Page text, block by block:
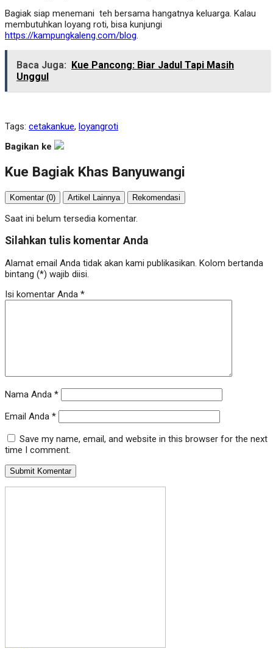
Bagiak siap menemani teh bersama hangatnya keluarga. Kalau
membutuhkan loyang roti, bisa kunjungi
https://kampungkaleng.com/blog.
Baca Juga:
Kue Pancong: Biar Jadul Tapi Masih
Unggul
Tags: cetakankue, loyangroti
Bagikan ke
Kue Bagiak Khas Banyuwangi
Komentar (0) Artikel Lainnya Rekomendasi
Saat ini belum tersedia komentar.
Silahkan tulis komentar Anda
Alamat email Anda tidak akan kami publikasikan. Kolom bertanda
bintang (*) wajib diisi.
Isi komentar Anda *
Nama Anda *
Email Anda *
Save my name, email, and website in this browser for the next
time I comment.